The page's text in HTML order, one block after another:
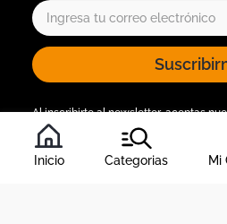
Inicio Categorias Mi
Al inscribirte al newsletter, aceptas
condiciones
, y nuestra política de